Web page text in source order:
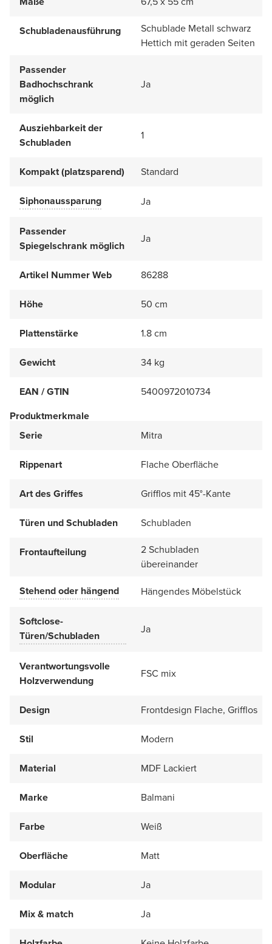
Schubladenausführung
Schublade Metall schwarz
Hettich mit geraden Seiten
Passender
Badhochschrank
möglich
Ja
Ausziehbarkeit der
Schubladen
1
Kompakt (platzsparend) Standard
Siphonaussparung Ja
Passender
Spiegelschrank möglich
Ja
Artikel Nummer Web 86288
Höhe 50 cm
Plattenstärke 1.8 cm
Gewicht 34 kg
EAN / GTIN
5400972010734
Produktmerkmale
Serie
Mitra
Rippenart Flache Oberfläche
Art des Griffes Grifflos mit 45°-Kante
Türen und Schubladen Schubladen
Frontaufteilung
2 Schubladen
übereinander
Stehend oder hängend
Hängendes Möbelstück
Softclose-
Türen/Schubladen
Ja
Verantwortungsvolle
Holzverwendung
FSC mix
Design Frontdesign Flache, Grifflos
Stil Modern
Material MDF Lackiert
Marke Balmani
Farbe Weiß
Oberfläche Matt
Modular Ja
Mix & match Ja